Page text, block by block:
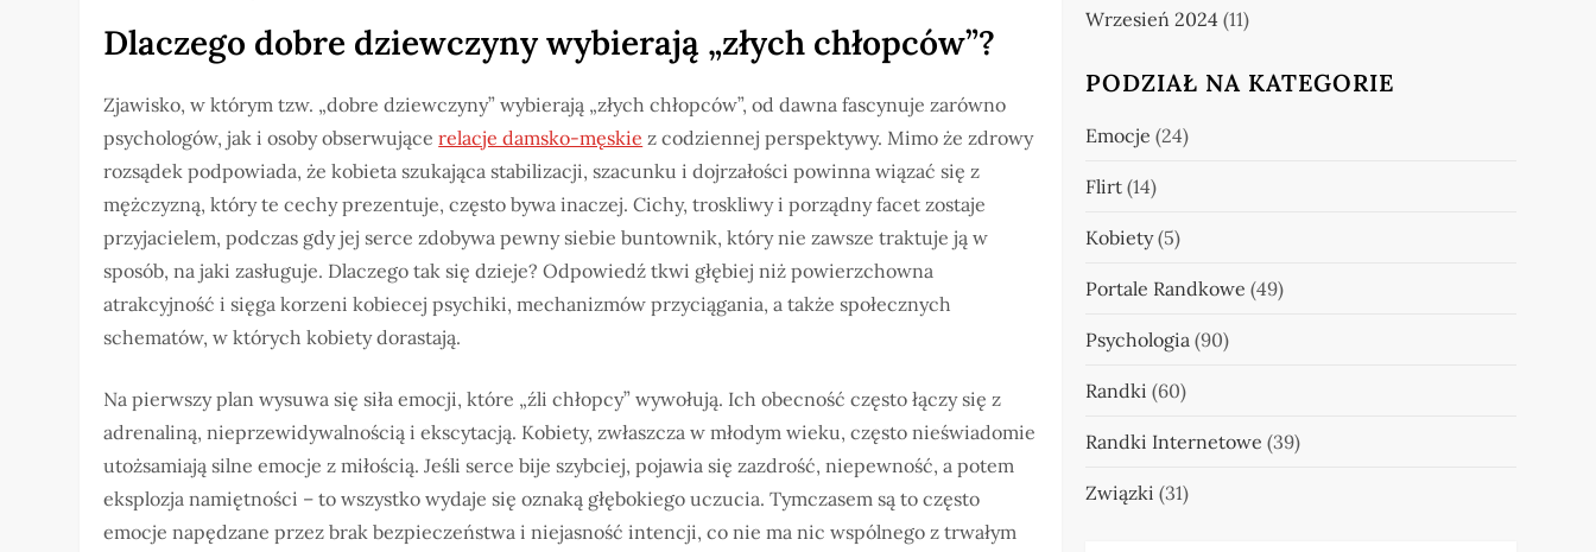
Dlaczego dobre dziewczyny wybierają „złych chłopców”?
Zjawisko, w którym tzw. „dobre dziewczyny” wybierają „złych chłopców”, od dawna fascynuje zarówno
psychologów, jak i osoby obserwującerelacje damsko-męskie z codziennej perspektywy. Mimo że zdrowy
rozsądek podpowiada, że kobieta szukająca stabilizacji, szacunku i dojrzałości powinna wiązać się z
mężczyzną, który te cechy prezentuje, często bywa inaczej. Cichy, troskliwy i porządny facet zostaje
przyjacielem, podczas gdy jej serce zdobywa pewny siebie buntownik, który nie zawsze traktuje ją w
sposób, na jaki zasługuje. Dlaczego tak się dzieje? Odpowiedź tkwi głębiej niż powierzchowna
atrakcyjność i sięga korzeni kobiecej psychiki, mechanizmów przyciągania, a także społecznych
schematów, w których kobiety dorastają.
Na pierwszy plan wysuwa się siła emocji, które „źli chłopcy” wywołują. Ich obecność często łączy się z
adrenaliną, nieprzewidywalnością i ekscytacją. Kobiety, zwłaszcza w młodym wieku, często nieświadomie
utożsamiają silne emocje z miłością. Jeśli serce bije szybciej, pojawia się zazdrość, niepewność, a potem
eksplozja namiętności – to wszystko wydaje się oznaką głębokiego uczucia. Tymczasem są to często
emocje napędzane przez brak bezpieczeństwa i niejasność intencji, co nie ma nic wspólnego z trwałym
Wrzesień 2024(11)
PODZIAŁ NA KATEGORIE
Emocje (24)
Flirt(14)
Kobiety(5)
Portale Randkowe (49)
Psychologia(90)
Randki (60)
Randki Internetowe (39)
Związki (31)